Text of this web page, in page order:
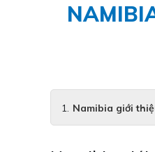
Namibia giới